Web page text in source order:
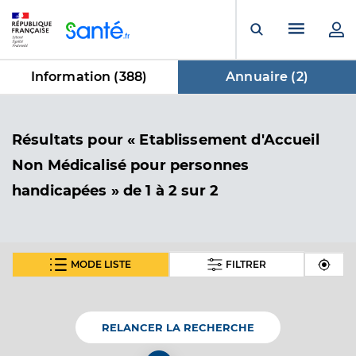
Ouvrir laMenu
Information (388) Annuaire (2)
Résultats dans Annuaire
pour « Etablissement d'Accueil
Non Médicalisé pour personnes
handicapées »de 1 à 2 sur 2
MODE LISTE FILTRER
personnes handicapées
Etablissement de soins
RELANCER LA RECHERCHE